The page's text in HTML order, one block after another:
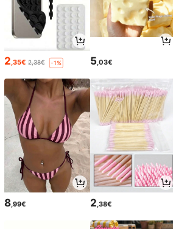
2,35€ 2,38€ -1% 5,03€
8 ,99€ 2 ,38€